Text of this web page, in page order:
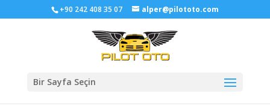
+90 242 408 35 07 alper@pilototo.com
Bir Sayfa Seçin